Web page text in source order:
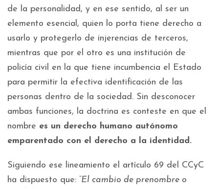
de la personalidad, y en ese sentido, al ser un
elemento esencial, quien lo porta tiene derecho a
usarlo y protegerlo de injerencias de terceros,
mientras que por el otro es una institución de
policía civil en la que tiene incumbencia el Estado
para permitir la efectiva identificación de las
personas dentro de la sociedad. Sin desconocer
ambas funciones, la doctrina es conteste en que el
nombre es un derecho humano autónomo
emparentado con el derecho a la identidad.
Siguiendo ese lineamiento el artículo 69 del CCyC
ha dispuesto que: “El cambio de prenombre o